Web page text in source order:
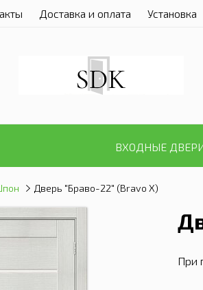
Доставка и оплата Установка
ВХОДНЫЕ
Дверь "Браво-22" (Bravo X)
При